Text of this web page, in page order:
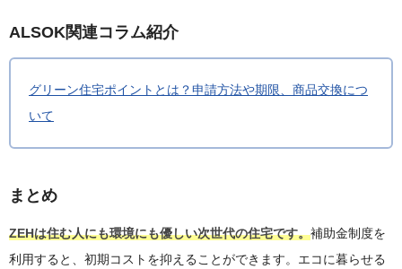
ALSOK関連コラム紹介
グリーン住宅ポイントとは？申請方法や期限、商品交換につ
いて
まとめ
ZEHは住む人にも環境にも優しい次世代の住宅です。補助金制度を
利用すると、初期コストを抑えることができます。エコに暮らせる